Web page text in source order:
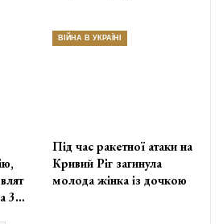
3…
ВІЙНА В УКРАЇНІ
Під час ракетної атаки на
Кривий Ріг загинула
молода жінка із дочкою